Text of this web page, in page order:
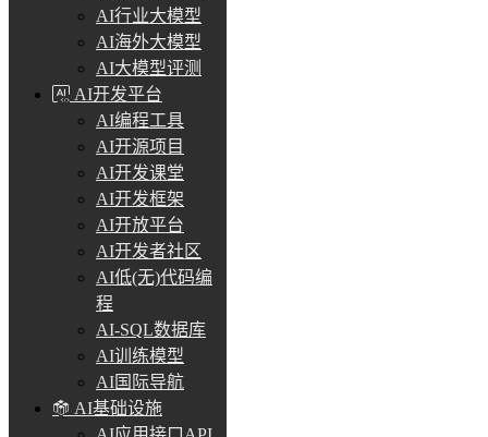
AI行业大模型
AI海外大模型
AI大模型评测
AI开发平台
AI编程工具
AI开源项目
AI开发课堂
AI开发框架
AI开放平台
AI开发者社区
AI低(无)代码编
程
AI-SQL数据库
AI训练模型
AI国际导航
AI基础设施